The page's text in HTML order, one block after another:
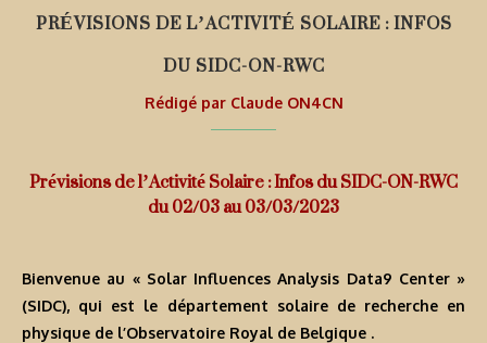
PRÉVISIONS DE L’ACTIVITÉ SOLAIRE : INFOS
DU SIDC-ON-RWC
Rédigé par Claude ON4CN
Prévisions de l’Activité Solaire : Infos du SIDC-ON-RWC
du 02/03 au 03/03/2023
Bienvenue au « Solar Influences Analysis Data9 Center »
(SIDC), qui est le département solaire de recherche en
physique de l’Observatoire Royal de Belgique .